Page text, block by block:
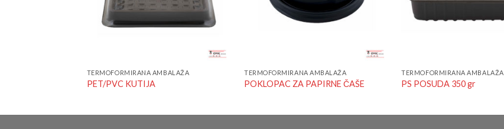
TERMOFORMIRANA AMBALAŽA
PET/PVC KUTIJA
TERMOFORMIRANA AMBALAŽA
POKLOPAC ZA PAPIRNE ČAŠE
TERMOFORMIRANA AMBALAŽA
PS POSUDA 350 gr